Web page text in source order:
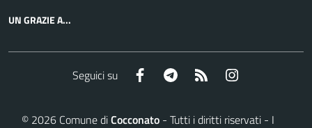
UN GRAZIE A...
Seguici su Facebook Telegram RSS
© 2026Comune diCocconato- Tutti i diritti riservati - I